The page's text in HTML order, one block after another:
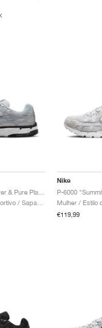
Nike
€119,99